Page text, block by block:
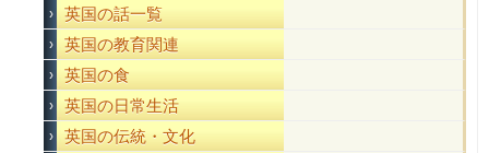
英国の話一覧
英国の教育関連
英国の食
英国の日常生活
英国の伝統・文化